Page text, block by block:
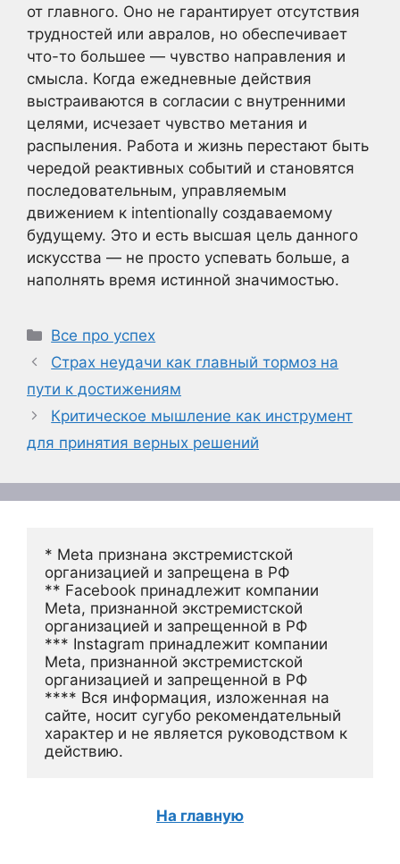
от главного. Оно не гарантирует отсутствия
трудностей или авралов, но обеспечивает
что-то большее — чувство направления и
смысла. Когда ежедневные действия
выстраиваются в согласии с внутренними
целями, исчезает чувство метания и
распыления. Работа и жизнь перестают быть
чередой реактивных событий и становятся
последовательным, управляемым
движением к intentionally создаваемому
будущему. Это и есть высшая цель данного
искусства — не просто успевать больше, а
наполнять время истинной значимостью.
Рубрики
Все про успех
Страх неудачи как главный тормоз на
пути к достижениям
Критическое мышление как инструмент
для принятия верных решений
* Meta признана экстремистской
организацией и запрещена в РФ
** Facebook принадлежит компании
Meta, признанной экстремистской
организацией и запрещенной в РФ
*** Instagram принадлежит компании
Meta, признанной экстремистской
организацией и запрещенной в РФ
**** Вся информация, изложенная на
сайте, носит сугубо рекомендательный
характер и не является руководством к
действию.
На главную